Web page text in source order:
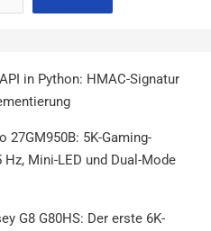
in Python: HMAC-Signatur
27GM950B: 5K-Gaming-
Mini-LED und Dual-Mode
G8 G80HS: Der erste 6K-